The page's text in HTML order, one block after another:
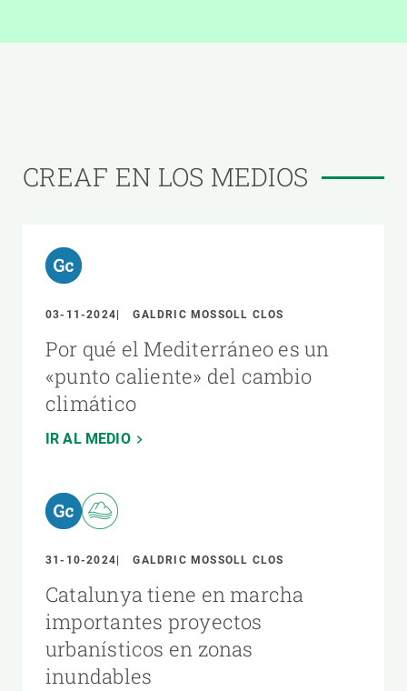
CREAF EN LOS MEDIOS
03-11-2024 GALDRIC MOSSOLL CLOS
Por qué el Mediterráneo es un
«punto caliente» del cambio
climático
IR AL MEDIO
31-10-2024 GALDRIC MOSSOLL CLOS
Catalunya tiene en marcha
importantes proyectos
urbanísticos en zonas
inundables